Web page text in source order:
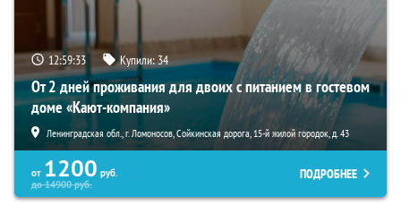
12:59:32 Купили:34
От 2 дней проживания для двоих с питанием в гостевом
доме «Кают-компания»
Ленинградская обл., г. Ломоносов, Сойкинская дорога, 15-й жилой городок, д. 43
от 1200 руб.
до14900руб.
ПОДРОБНЕЕ